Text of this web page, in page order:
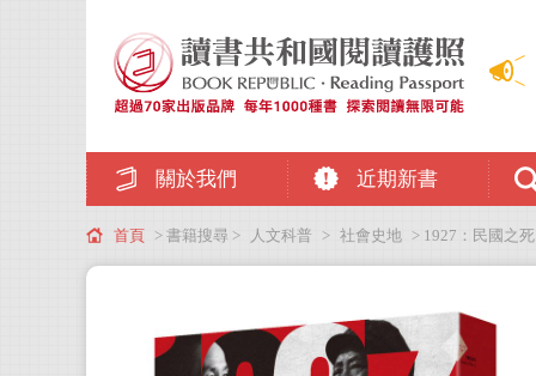
關於我們 近期新書
首頁 > 書籍搜尋 > 人文科普 > 社會史地 > 1927：民國之